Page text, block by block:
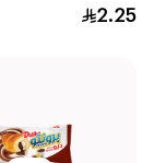
2.25